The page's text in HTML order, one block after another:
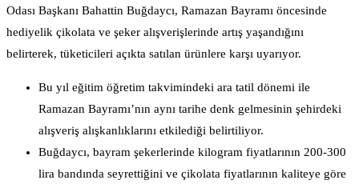
Odası Başkanı Bahattin Buğdaycı, Ramazan Bayramı öncesinde
hediyelik çikolata ve şeker alışverişlerinde artış yaşandığını
belirterek, tüketicileri açıkta satılan ürünlere karşı uyarıyor.
Bu yıl eğitim öğretim takvimindeki ara tatil dönemi ile
Ramazan Bayramı’nın aynı tarihe denk gelmesinin şehirdeki
alışveriş alışkanlıklarını etkilediği belirtiliyor.
Buğdaycı, bayram şekerlerinde kilogram fiyatlarının 200-300
lira bandında seyrettiğini ve çikolata fiyatlarının kaliteye göre